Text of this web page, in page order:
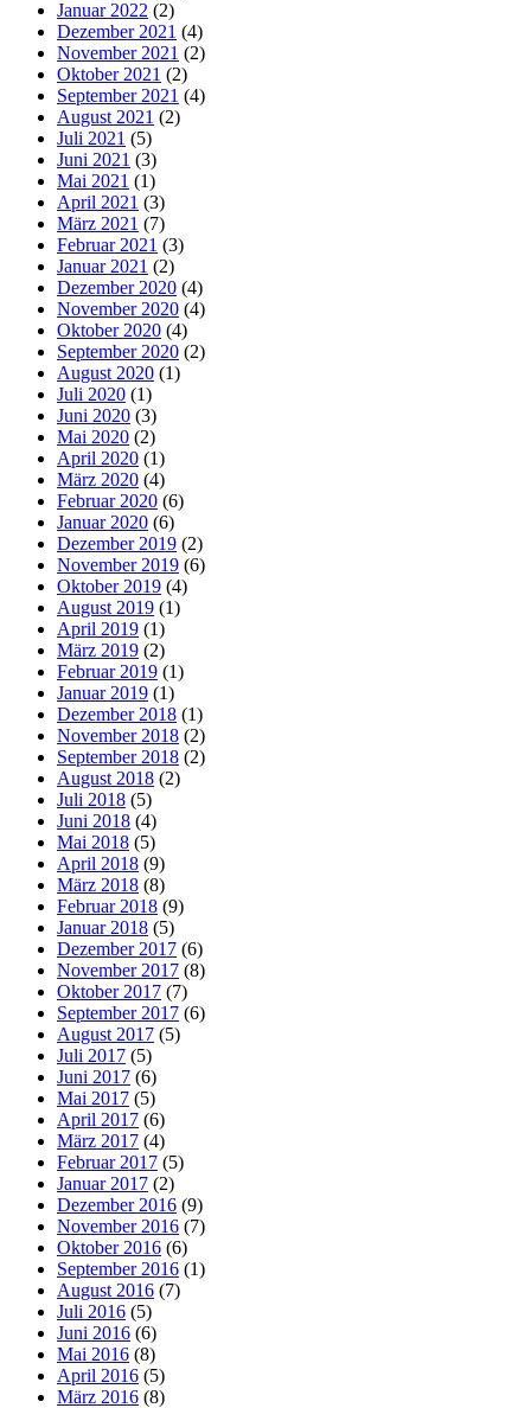
Januar 2022 (2)
Dezember 2021 (4)
November 2021 (2)
Oktober 2021 (2)
September 2021 (4)
August 2021 (2)
Juli 2021 (5)
Juni 2021 (3)
Mai 2021 (1)
April 2021 (3)
März 2021 (7)
Februar 2021 (3)
Januar 2021 (2)
Dezember 2020 (4)
November 2020 (4)
Oktober 2020 (4)
September 2020 (2)
August 2020 (1)
Juli 2020 (1)
Juni 2020 (3)
Mai 2020 (2)
April 2020 (1)
März 2020 (4)
Februar 2020 (6)
Januar 2020 (6)
Dezember 2019 (2)
November 2019 (6)
Oktober 2019 (4)
August 2019 (1)
April 2019 (1)
März 2019 (2)
Februar 2019 (1)
Januar 2019 (1)
Dezember 2018 (1)
November 2018 (2)
September 2018 (2)
August 2018 (2)
Juli 2018 (5)
Juni 2018 (4)
Mai 2018 (5)
April 2018 (9)
März 2018 (8)
Februar 2018 (9)
Januar 2018 (5)
Dezember 2017 (6)
November 2017 (8)
Oktober 2017 (7)
September 2017 (6)
August 2017 (5)
Juli 2017 (5)
Juni 2017 (6)
Mai 2017 (5)
April 2017 (6)
März 2017 (4)
Februar 2017 (5)
Januar 2017 (2)
Dezember 2016 (9)
November 2016 (7)
Oktober 2016 (6)
September 2016 (1)
August 2016 (7)
Juli 2016 (5)
Juni 2016 (6)
Mai 2016 (8)
April 2016 (5)
März 2016 (8)